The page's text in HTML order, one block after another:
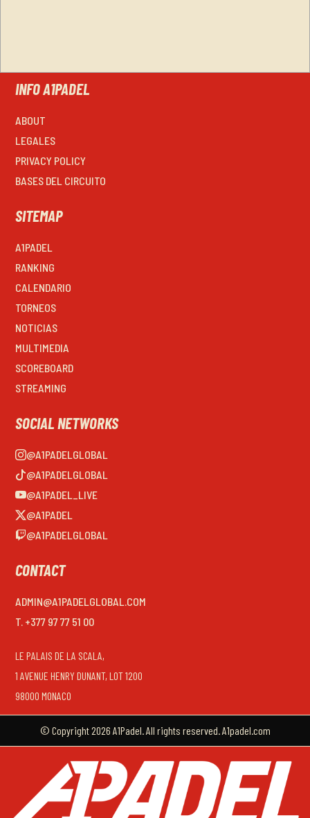
INFO A1PADEL
ABOUT
LEGALES
PRIVACY POLICY
BASES DEL CIRCUITO
SITEMAP
A1PADEL
RANKING
CALENDARIO
TORNEOS
NOTICIAS
MULTIMEDIA
SCOREBOARD
STREAMING
SOCIAL NETWORKS
@A1PADELGLOBAL
@A1PADELGLOBAL
@A1PADEL_LIVE
@A1PADEL
@A1PADELGLOBAL
CONTACT
ADMIN@A1PADELGLOBAL.COM
T. +377 97 77 51 00
LE PALAIS DE LA SCALA,
1 AVENUE HENRY DUNANT, LOT 1200
98000 MONACO
© Copyright 2026 A1Padel. All rights reserved. A1padel.com